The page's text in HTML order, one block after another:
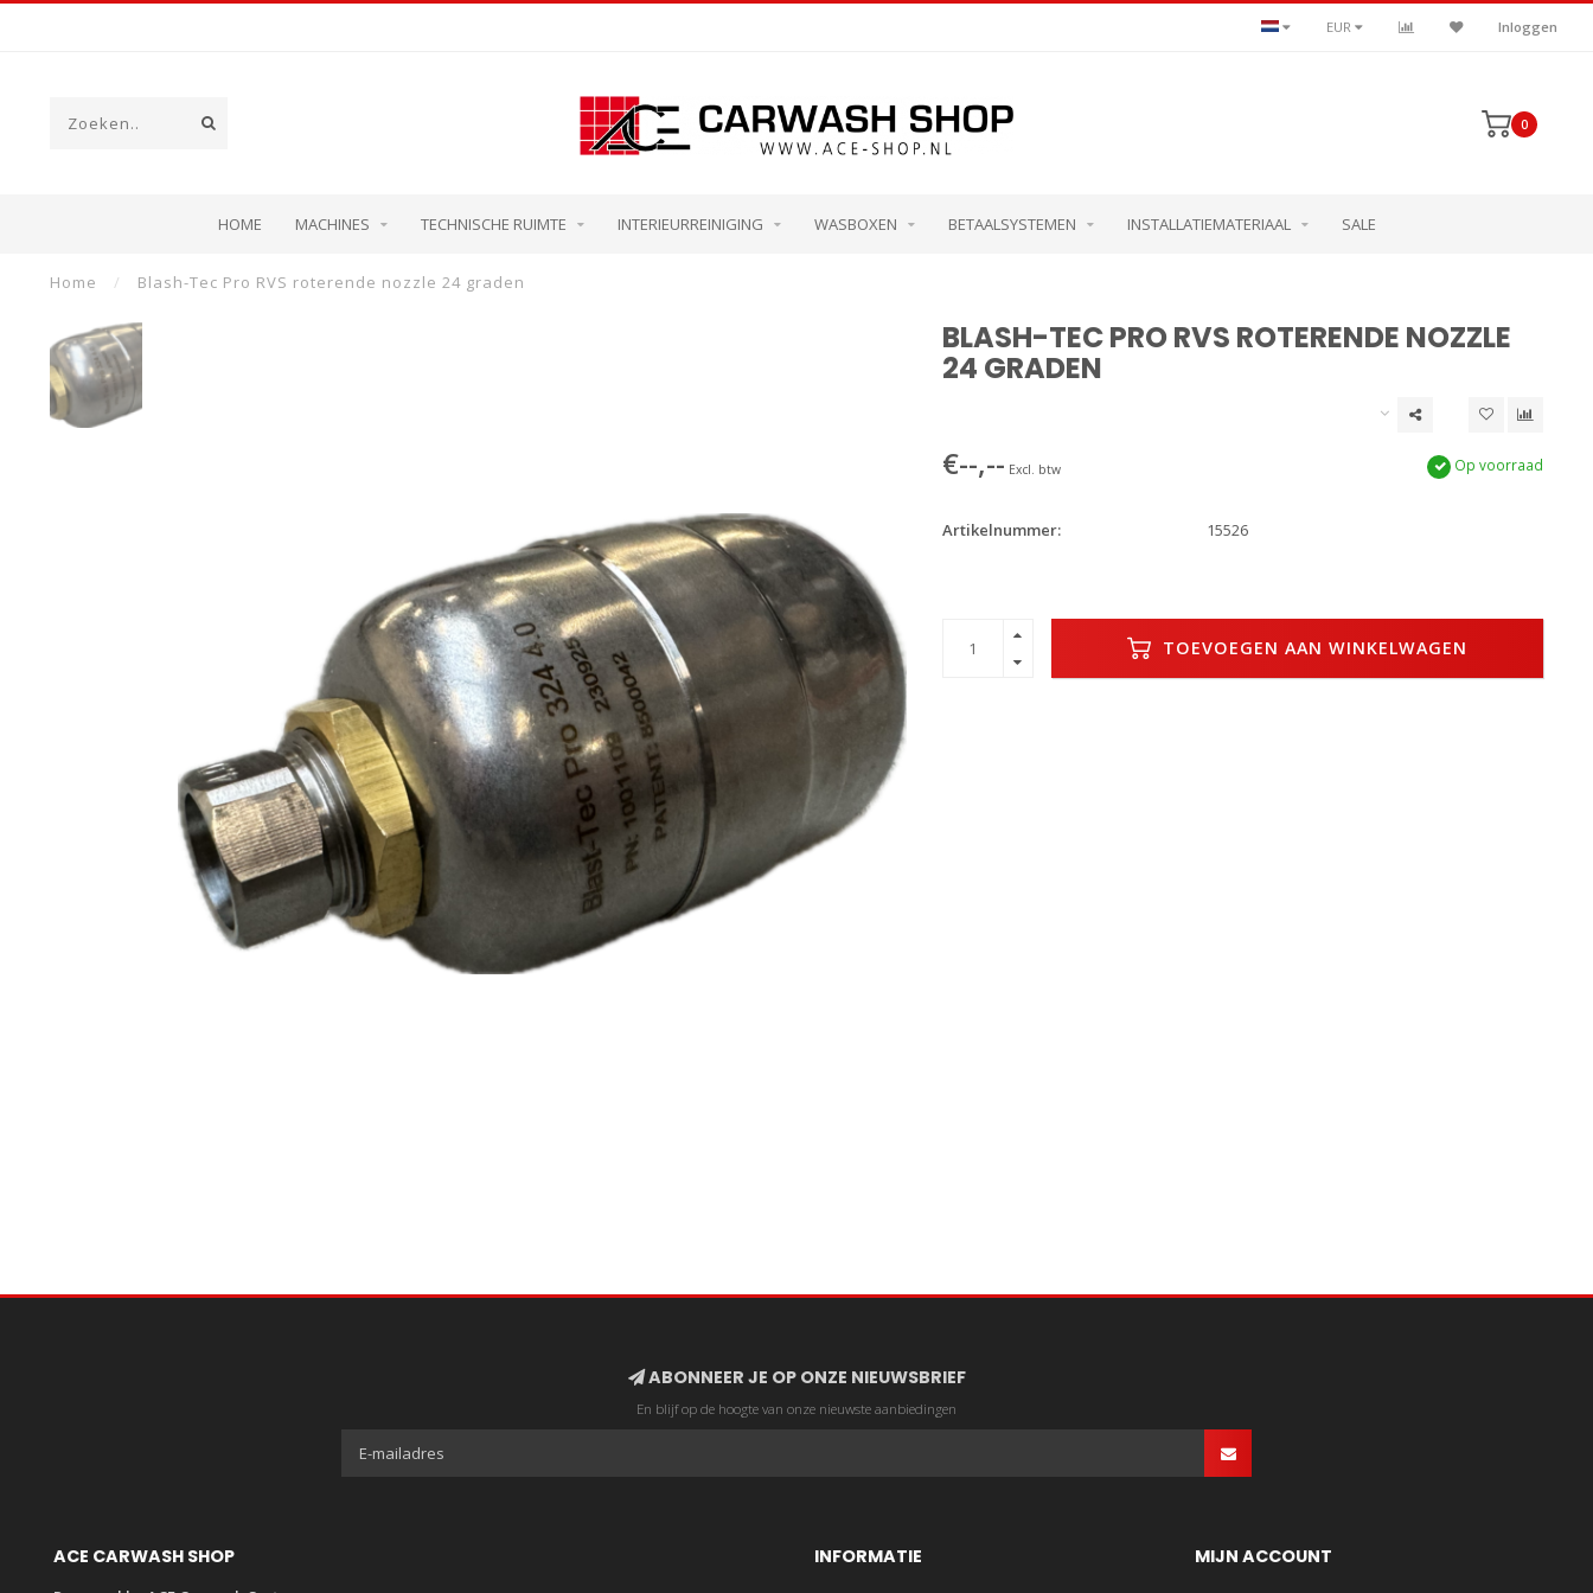
EUR Inloggen
0
HOME MACHINES TECHNISCHE RUIMTE INTERIEURREINIGING WASBOXEN BETAALSYSTEMEN INSTALLATIEMATERIAAL SALE
Home / Blash-Tec Pro RVS roterende nozzle 24 graden
BLASH-TEC PRO RVS ROTERENDE NOZZLE
24 GRADEN
€--,-- Excl. btw Op voorraad
Artikelnummer: 15526
TOEVOEGEN AAN WINKELWAGEN
ABONNEER JE OP ONZE NIEUWSBRIEF
En blijf op de hoogte van onze nieuwste aanbiedingen
ACE CARWASH SHOP INFORMATIE MIJN ACCOUNT